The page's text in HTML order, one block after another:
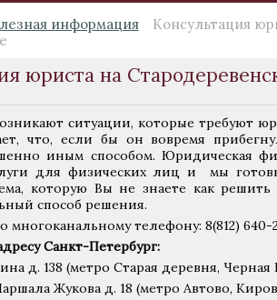
информация
Консультация
юриста на
ситуации, которые требуют
что, если бы он вовремя
иным способом. Юридическая
для физических лиц и мы
которую Вы не знаете как
способ решения.
многоканальному телефону: 8(812) 640-
Санкт-Петербург:
д. 138 (метро Старая деревня, Черная
Жукова д. 18 (метро Автово,